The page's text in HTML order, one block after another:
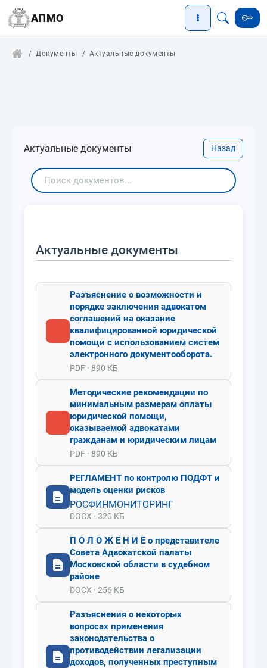
АПМО
Документы Актуальные документы
Актуальные документы Назад
Актуальные документы
Разъяснение о возможности и
порядке заключения адвокатом
соглашений на оказание
квалифицированной юридической
помощи с использованием систем
электронного документооборота.
PDF · 890 КБ
Методические рекомендации по
минимальным размерам оплаты
юридической помощи,
оказываемой адвокатами
гражданам и юридическим лицам
PDF · 890 КБ
РЕГЛАМЕНТ по контролю ПОДФТ и
модель оценки рисков
РОСФИНМОНИТОРИНГ
DOCX · 320 КБ
П О Л О Ж Е Н И Е о представителе
Совета Адвокатской палаты
Московской области в судебном
районе
DOCX · 256 КБ
Разъяснения о некоторых
вопросах применения
законодательства о
противодействии легализации
доходов, полученных преступным